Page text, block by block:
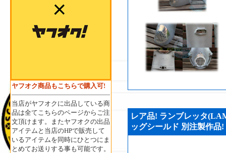
ヤフオク商品もこちらで購入可!
当店がヤフオクに出品している商
品は全てこちらのページからご注
文頂けます。またヤフオクの出品
アイテムと当店のHPで販売して
いるアイテムを同時にひとつにま
とめてお送りする事も可能です。
レア品! ランブレッタ
ッグシールド 別注製作品!